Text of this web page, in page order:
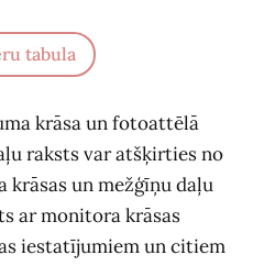
tabula
krāsa un fotoattēlā
raksts var atšķirties no
krāsas un mežģīņu daļu
ar monitora krāsas
iestatījumiem un citiem